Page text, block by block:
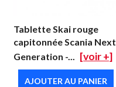
Tablette Skai rouge
capitonnée Scania Next
Generation -... [voir +]
AJOUTER AU PANIER